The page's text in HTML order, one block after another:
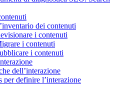
dei contenuti
i contenuti
i contenuti
i contenuti
dell’interazione
per definire l’interazione